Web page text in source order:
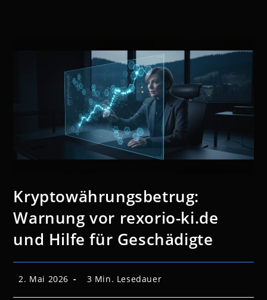
Kryptowährungsbetrug:
Warnung vor rexorio-ki.de
und Hilfe für Geschädigte
Beitrag
2. Mai 2026 Lesedauer:
3 Min. Lesedauer